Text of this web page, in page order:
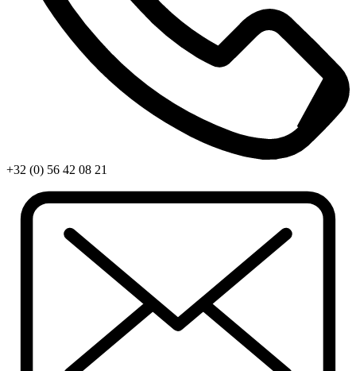
+32 (0) 56 42 08 21